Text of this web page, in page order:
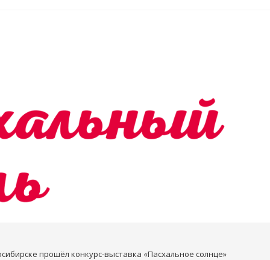
прошёл конкурс-выставка «Пасхальное солнце»